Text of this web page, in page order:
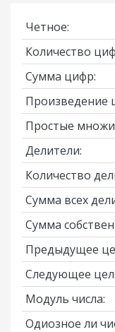
Четное:
Количество
Сумма цифр:
Произведение
Простые
Делители:
Количество
Сумма всех
Сумма
Предыдущее
Следующее
Модуль числа:
Одиозное ли